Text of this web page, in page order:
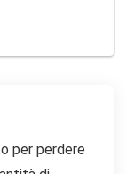
per perdere